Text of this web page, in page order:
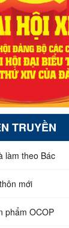
TRUYỀN
làm theo Bác
mới
phẩm OCOP